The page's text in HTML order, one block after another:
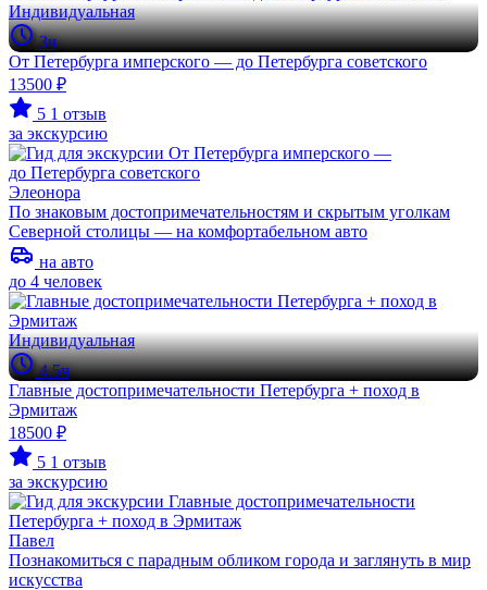
Индивидуальная
3ч
От Петербурга имперского — до Петербурга советского
13500 ₽
5 1 отзыв
за экскурсию
Элеонора
По знаковым достопримечательностям и скрытым уголкам
Северной столицы — на комфортабельном авто
на авто
до 4 человек
Индивидуальная
4.5ч
Главные достопримечательности Петербурга + поход в
Эрмитаж
18500 ₽
5 1 отзыв
за экскурсию
Павел
Познакомиться с парадным обликом города и заглянуть в мир
искусства